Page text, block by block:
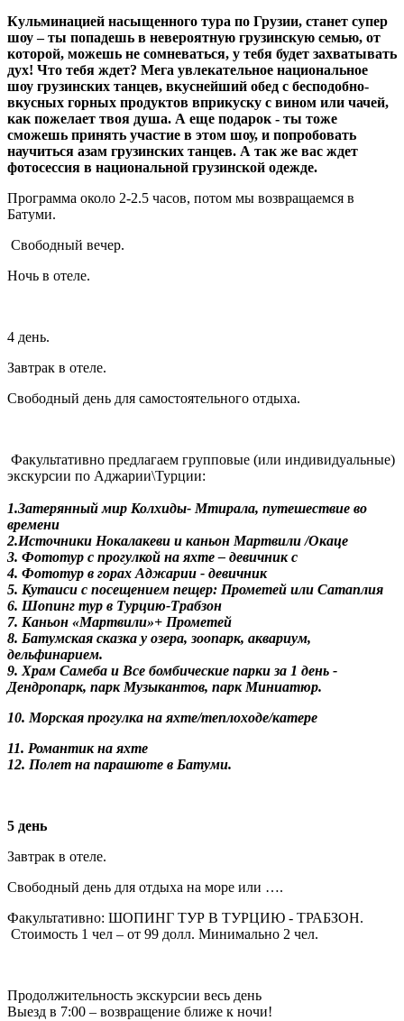
Кульминацией насыщенного тура по Грузии, станет супер
шоу – ты попадешь в невероятную грузинскую семью, от
которой, можешь не сомневаться, у тебя будет захватывать
дух! Что тебя ждет? Мега увлекательное национальное
шоу грузинских танцев, вкуснейший обед с бесподобно-
вкусных горных продуктов вприкуску с вином или чачей,
как пожелает твоя душа. А еще подарок - ты тоже
сможешь принять участие в этом шоу, и попробовать
научиться азам грузинских танцев. А так же вас ждет
фотосессия в национальной грузинской одежде.
Программа около 2-2.5 часов, потом мы возвращаемся в
Батуми.
Свободный вечер.
Ночь в отеле.
4 день.
Завтрак в отеле.
Свободный день для самостоятельного отдыха.
Факультативно предлагаем групповые (или индивидуальные)
экскурсии по Аджарии\Турции:
1.Затерянный мир Колхиды- Мтирала, путешествие во
времени
2.Источники Нокалакеви и каньон Мартвили /Окаце
3. Фототур с прогулкой на яхте – девичник с
4. Фототур в горах Аджарии - девичник
5. Кутаиси с посещением пещер: Прометей или Сатаплия
6. Шопинг тур в Турцию-Трабзон
7. Каньон «Мартвили»+ Прометей
8. Батумская сказка у озера, зоопарк, аквариум,
дельфинарием.
9. Храм Самеба и Все бомбические парки за 1 день -
Дендропарк, парк Музыкантов, парк Миниатюр.
10. Морская прогулка на яхте/теплоходе/катере
11. Романтик на яхте
12. Полет на парашюте в Батуми.
5 день
Завтрак в отеле.
Свободный день для отдыха на море или ….
Факультативно: ШОПИНГ ТУР В ТУРЦИЮ - ТРАБЗОН.
Стоимость 1 чел – от 99 долл. Минимально 2 чел.
Продолжительность экскурсии весь день
Выезд в 7:00 – возвращение ближе к ночи!